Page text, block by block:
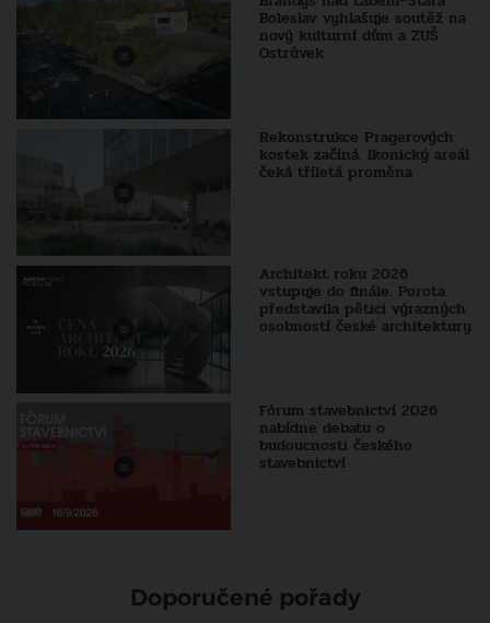
Boleslav vyhlašuje soutěž na
nový kulturní dům a ZUŠ
Ostrůvek
Rekonstrukce Pragerových
kostek začíná. Ikonický areál
čeká tříletá proměna
Architekt roku 2026
vstupuje do finále. Porota
představila pětici výrazných
osobností české architektury
Fórum stavebnictví 2026
nabídne debatu o
budoucnosti českého
stavebnictví
Doporučené pořady